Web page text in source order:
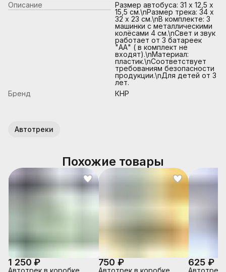
Описание
Размер автобуса: 31 х 12,5 х
15,5 см.\nРазмер трека: 34 х
32 х 23 см.\nВ комплекте: 3
машинки с металлическими
колёсами 4 см.\nСвет и звук
работает от 3 батареек
"АА" ( в комплект не
входят).\nМатериал:
пластик.\nСоответствует
требованиям безопасности
продукции.\nДля детей от 3
лет.
Бренд
КНР
Автотреки
Похожие товары
1 250 ₽
Автотрек в коробке
750 ₽
Автотрек в коробке
625 ₽
Автотрек